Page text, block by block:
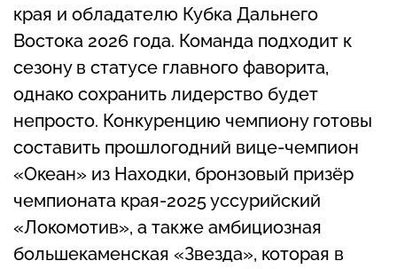
края и обладателю Кубка Дальнего
Востока 2026 года. Команда подходит к
сезону в статусе главного фаворита,
однако сохранить лидерство будет
непросто. Конкуренцию чемпиону готовы
составить прошлогодний вице-чемпион
«Океан» из Находки, бронзовый призёр
чемпионата края-2025 уссурийский
«Локомотив», а также амбициозная
большекаменская «Звезда», которая в